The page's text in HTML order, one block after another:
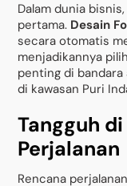
Dalam dunia
pertama. Desain
secara otomatis
menjadikannya
penting di
di kawasan Puri
Tangguh
Perjalanan
Rencana